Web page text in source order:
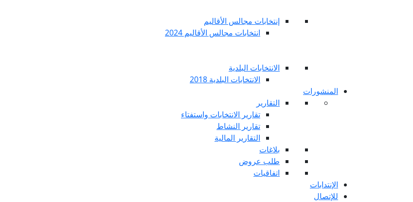
إنتخابات مجالس الأقاليم
انتخابات مجالس الأقاليم 2024
الانتخابات البلدية
الانتخابات البلدية 2018
المنشورات
التقارير
تقارير الانتخابات واستفتاء
تقارير النشاط
التقارير المالية
بلاغات
طلب عروض
اتفاقيات
الإنتدابات
للإتصال